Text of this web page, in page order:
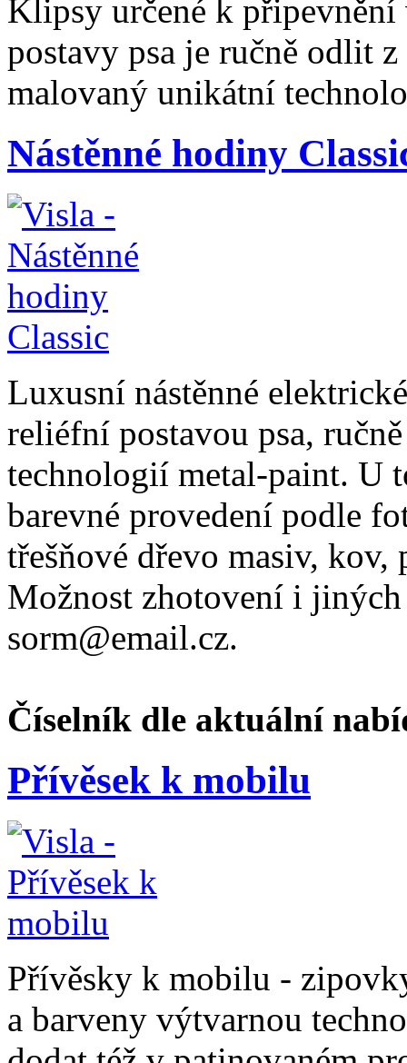
Klipsy určené k
postavy psa je ručně odlit
malovaný unikátní
Nástěnné hodiny
Luxusní nástěnné
reliéfní postavou psa,
technologií metal-paint. U
barevné provedení podle
třešňové dřevo masiv,
Možnost zhotovení i jiných
sorm@email.cz.
Číselník dle aktuální
Přívěsek k mobilu
Přívěsky k mobilu -
a barveny výtvarnou